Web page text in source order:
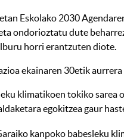
Eskolako 2030
ondorioztatu dute
horri erantzuten diote.
ekainaren 30etik
klimatikoen tokiko sarea
egokitzea gaur
kanpoko babesleku